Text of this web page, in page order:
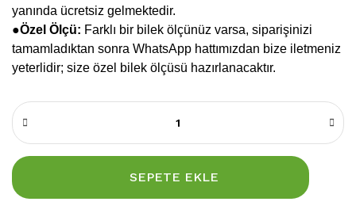
yanında ücretsiz gelmektedir.
●Özel Ölçü: Farklı bir bilek ölçünüz varsa, siparişinizi
tamamladıktan sonra WhatsApp hattımızdan bize iletmeniz
yeterlidir; size özel bilek ölçüsü hazırlanacaktır.
SEPETE EKLE